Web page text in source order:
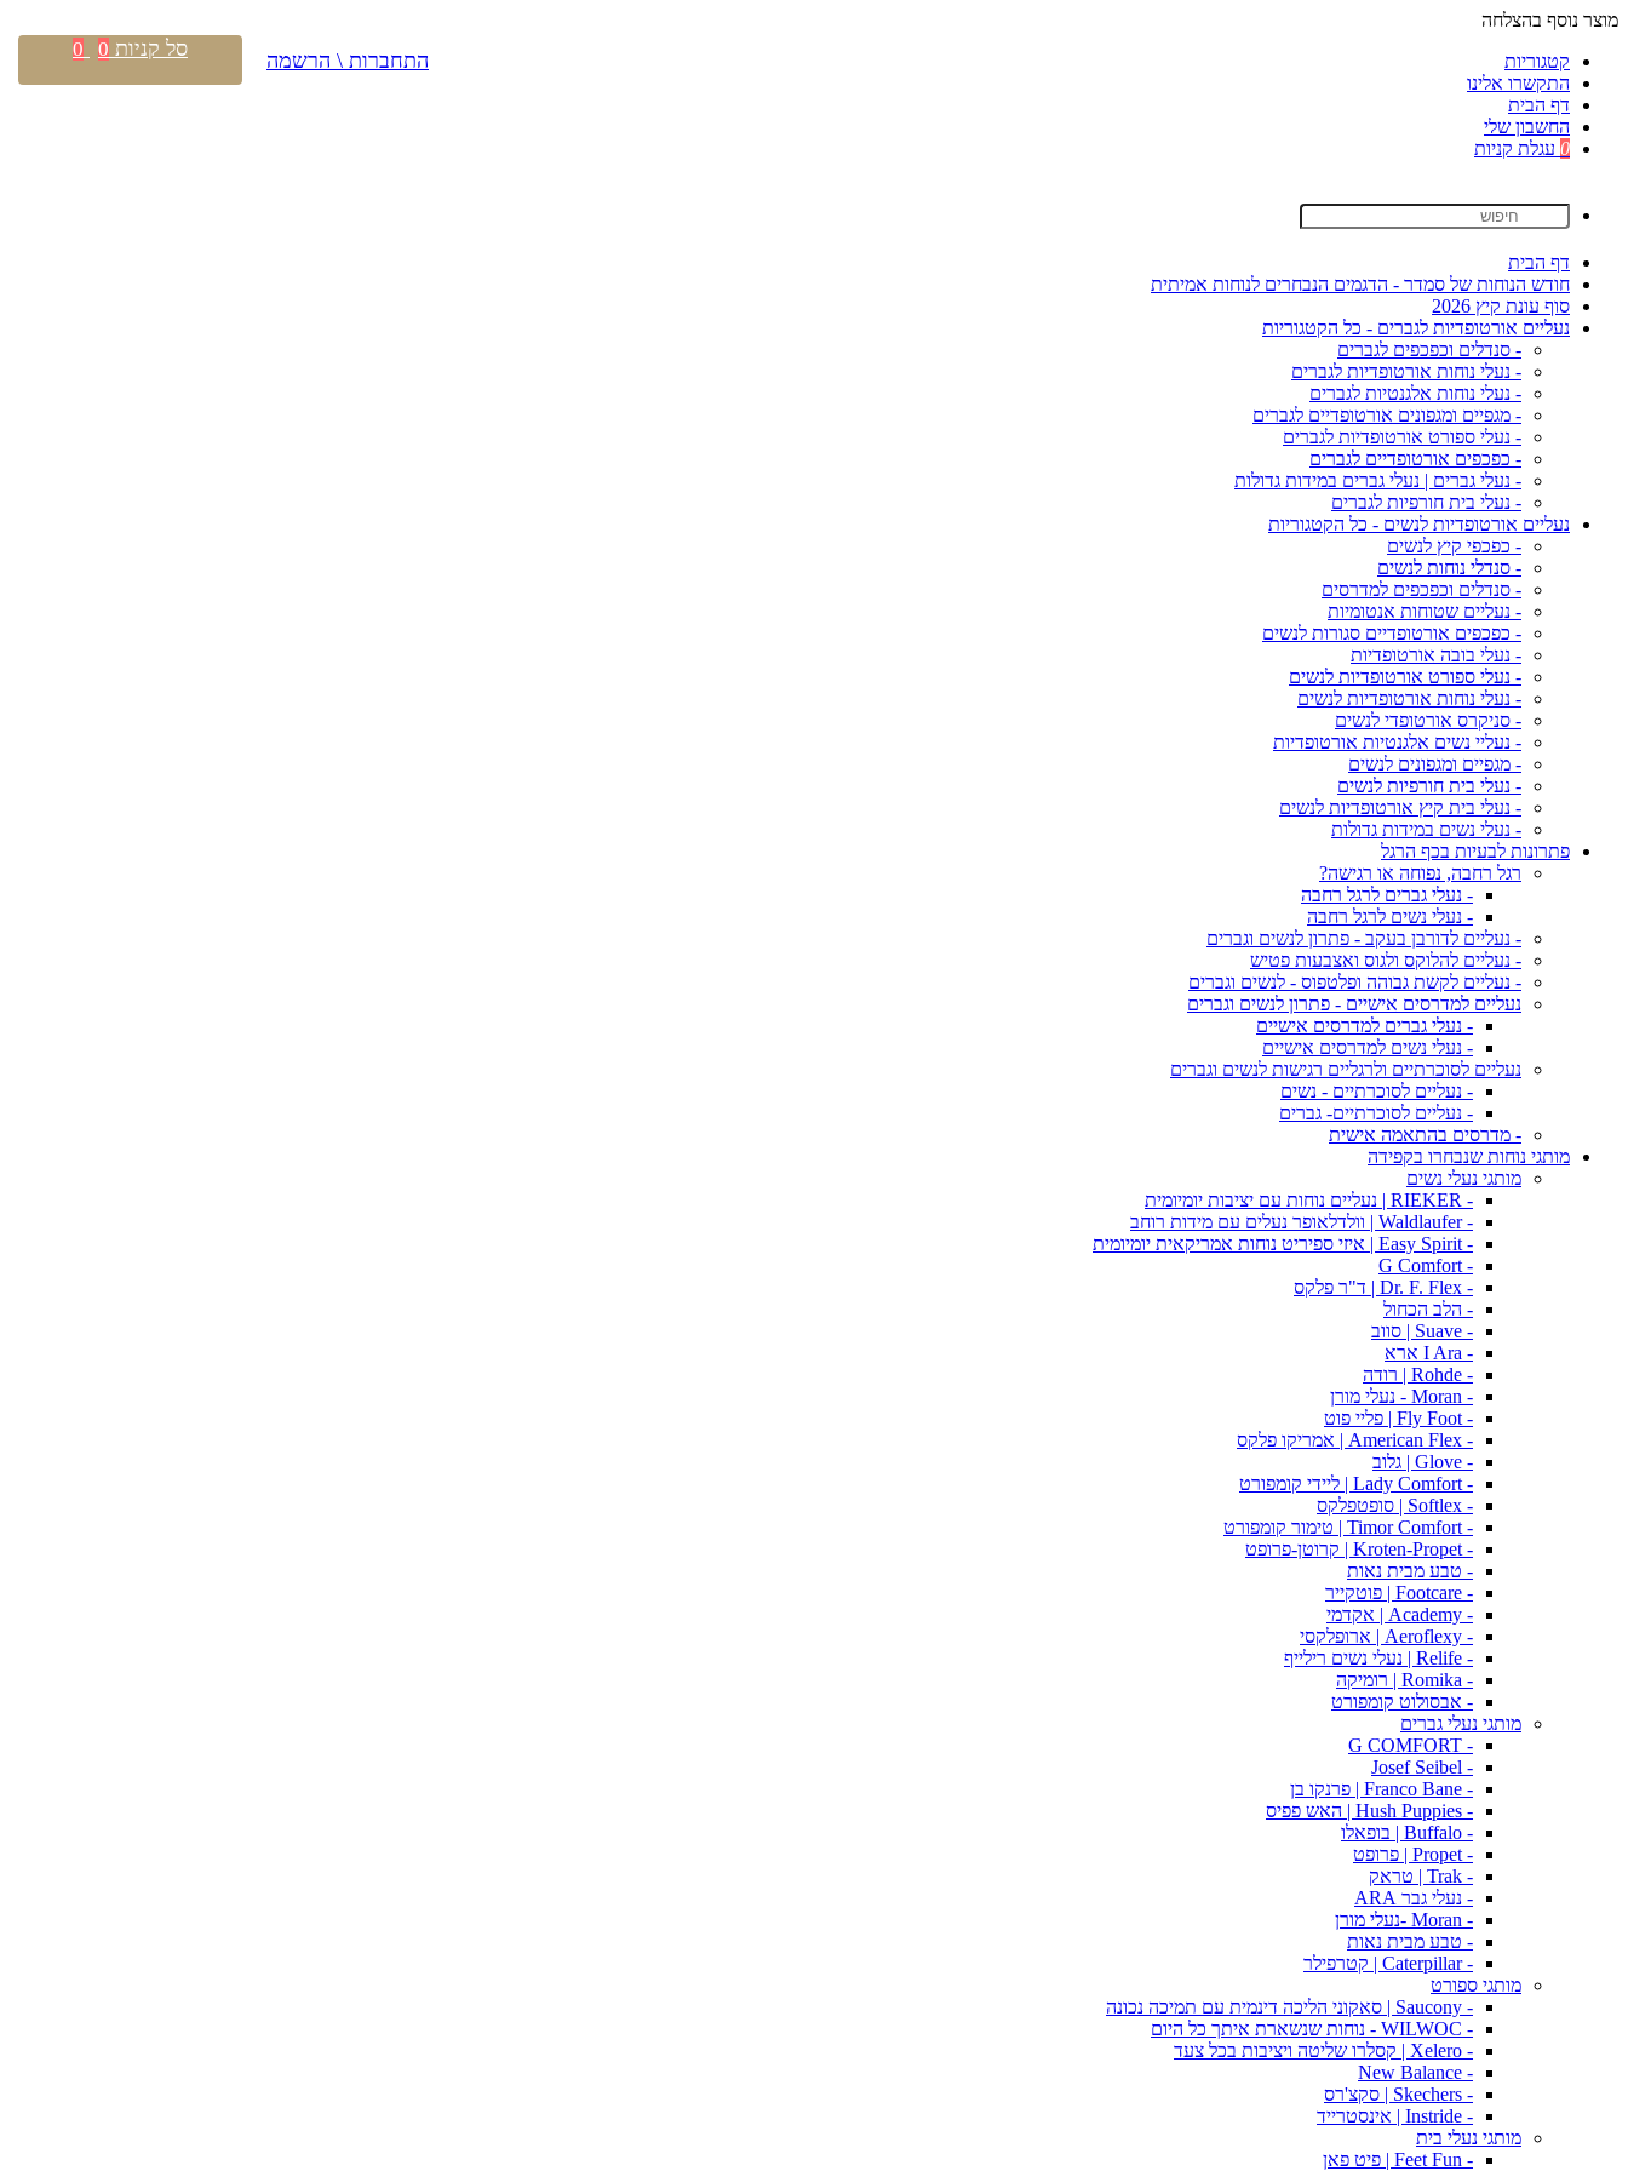
מוצר נוסף בהצלחה
קטגוריות
התקשרו אלינו
דף הבית
החשבון שלי
0 עגלת קניות
דף הבית
חודש הנוחות של סמדר - הדגמים הנבחרים לנוחות אמיתית
סוף עונת קיץ 2026
נעליים אורטופדיות לגברים - כל הקטגוריות
- סנדלים וכפכפים לגברים
- נעלי נוחות אורטופדיות לגברים
- נעלי נוחות אלגנטיות לגברים
- מגפיים ומגפונים אורטופדיים לגברים
- נעלי ספורט אורטופדיות לגברים
- כפכפים אורטופדיים לגברים
- נעלי גברים | נעלי גברים במידות גדולות
- נעלי בית חורפיות לגברים
נעליים אורטופדיות לנשים - כל הקטגוריות
- כפכפי קיץ לנשים
- סנדלי נוחות לנשים
- סנדלים וכפכפים למדרסים
- נעליים שטוחות אנטומיות
- כפכפים אורטופדיים סגורות לנשים
- נעלי בובה אורטופדיות
- נעלי ספורט אורטופדיות לנשים
- נעלי נוחות אורטופדיות לנשים
- סניקרס אורטופדי לנשים
- נעליי נשים אלגנטיות אורטופדיות
- מגפיים ומגפונים לנשים
- נעלי בית חורפיות לנשים
- נעלי בית קיץ אורטופדיות לנשים
- נעלי נשים במידות גדולות
פתרונות לבעיות בכף הרגל
רגל רחבה, נפוחה או רגישה?
- נעלי גברים לרגל רחבה
- נעלי נשים לרגל רחבה
- נעליים לדורבן בעקב - פתרון לנשים וגברים
- נעליים להלוקס ולגוס ואצבעות פטיש
- נעליים לקשת גבוהה ופלטפוס - לנשים וגברים
נעליים למדרסים אישיים - פתרון לנשים וגברים
- נעלי גברים למדרסים אישיים
- נעלי נשים למדרסים אישיים
נעליים לסוכרתיים ולרגליים רגישות לנשים וגברים
- נעליים לסוכרתיים - נשים
- נעליים לסוכרתיים- גברים
- מדרסים בהתאמה אישית
מותגי נוחות שנבחרו בקפידה
מותגי נעלי נשים
- RIEKER | נעליים נוחות עם יציבות יומיומית
- Waldlaufer | וולדלאופר נעלים עם מידות רוחב
- Easy Spirit | איזי ספיריט נוחות אמריקאית יומיומית
- G Comfort
- Dr. F. Flex | ד"ר פלקס
- הלב הכחול
- Suave | סווב
- I Ara ארא
- Rohde | רודה
- Moran - נעלי מורן
- Fly Foot | פליי פוט
- American Flex | אמריקו פלקס
- Glove | גלוב
- Lady Comfort | ליידי קומפורט
- Softlex | סופטפלקס
- Timor Comfort | טימור קומפורט
- Kroten-Propet | קרוטן-פרופט
- טבע מבית נאות
- Footcare | פוטקייר
- Academy | אקדמי
- Aeroflexy | ארופלקסי
- Relife | נעלי נשים רילייף
- Romika | רומיקה
- אבסולוט קומפורט
מותגי נעלי גברים
- G COMFORT
- Josef Seibel
- Franco Bane | פרנקו בן
- Hush Puppies | האש פפיס
- Buffalo | בופאלו
- Propet | פרופט
- Trak | טראק
- נעלי גבר ARA
- Moran -נעלי מורן
- טבע מבית נאות
- Caterpillar | קטרפילר
מותגי ספורט
- Saucony | סאקוני הליכה דינמית עם תמיכה נכונה
- WILWOC - נוחות שנשארת איתך כל היום
- Xelero | קסלרו שליטה ויציבות בכל צעד
- New Balance
- Skechers | סקצ'רס
- Instride | אינסטרייד
מותגי נעלי בית
- Feet Fun | פיט פאן
התחברות \ הרשמה סל קניות 0
0